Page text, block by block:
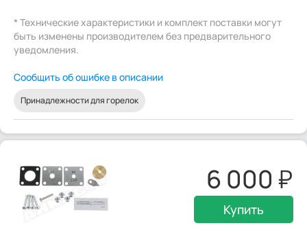
* Технические характеристики и комплект поставки могут
быть изменены производителем без предварительного
уведомления.
Сообщить об ошибке в описании
Принадлежности для горелок
6 000
Купить